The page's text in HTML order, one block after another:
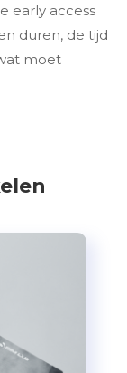
early access
duren, de tijd
moet